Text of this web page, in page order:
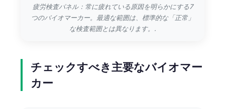
疲労検査パネル：常に疲れている原因を明らかにする7
つのバイオマーカー。最適な範囲は、標準的な「正常」
な検査範囲とは異なります。.
チェックすべき主要なバイオマー
カー